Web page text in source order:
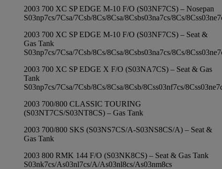
2003 700 XC SP EDGE M-10 F/O (S03NF7CS) – Nosepan
S03np7cs/7Csa/7Csb/8Cs/8Csa/8Csbs03na7cs/8Cs/
2003 700 XC SP EDGE M-10 F/O (S03NF7CS) – Seat &
Gas Tank
S03np7cs/7Csa/7Csb/8Cs/8Csa/8Csbs03na7cs/8Cs/
2003 700 XC SP EDGE X F/O (S03NA7CS) – Seat & Gas
Tank
S03np7cs/7Csa/7Csb/8Cs/8Csa/8Csb/8Css03nf7cs/
2003 700/800 CLASSIC TOURING
(S03NT7CS/S03NT8CS) – Gas Tank
2003 700/800 SKS (S03NS7CS/A-S03NS8CS/A) – Seat &
Gas Tank
2003 800 RMK 144 F/O (S03NK8CS) – Seat & Gas Tank
S03nk7cs/As03nl7cs/A/As03nl8cs/As03nm8cs